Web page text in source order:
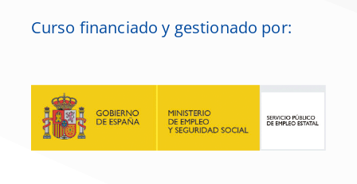
Curso financiado y gestionado por: